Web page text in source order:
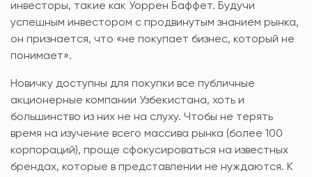
инвесторы, такие как Уоррен Баффет. Будучи
успешным инвестором с продвинутым знанием рынка,
он признается, что «не покупает бизнес, который не
понимает».
Новичку доступны для покупки все публичные
акционерные компании Узбекистана, хоть и
большинство из них не на слуху. Чтобы не терять
время на изучение всего массива рынка (более 100
корпораций), проще сфокусироваться на известных
брендах, которые в представлении не нуждаются. К